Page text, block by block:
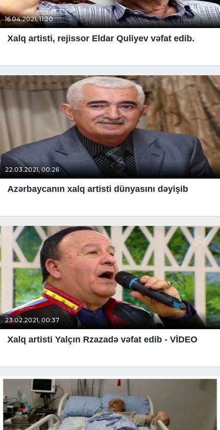
16.04.2021, 11:20
Xalq artisti, rejissor Eldar Quliyev vəfat edib.
22.03.2021, 00:26
Azərbaycanın xalq artisti dünyasını dəyişib
23.02.2021, 00:37
Xalq artisti Yalçın Rzazadə vəfat edib - VİDEO